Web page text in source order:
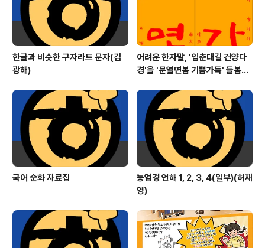
따라 날리겠지요. 일찍 잎을 떨..
한글과 비슷한 구자라트 문자(김
광해)
어려운 한자말, '입춘대길 건양다
경'을 '문열면봄 기쁨가득' 들봄빎
국어 순화 자료집
능엄경 언해 1, 2, 3, 4(일부)(허재
영)